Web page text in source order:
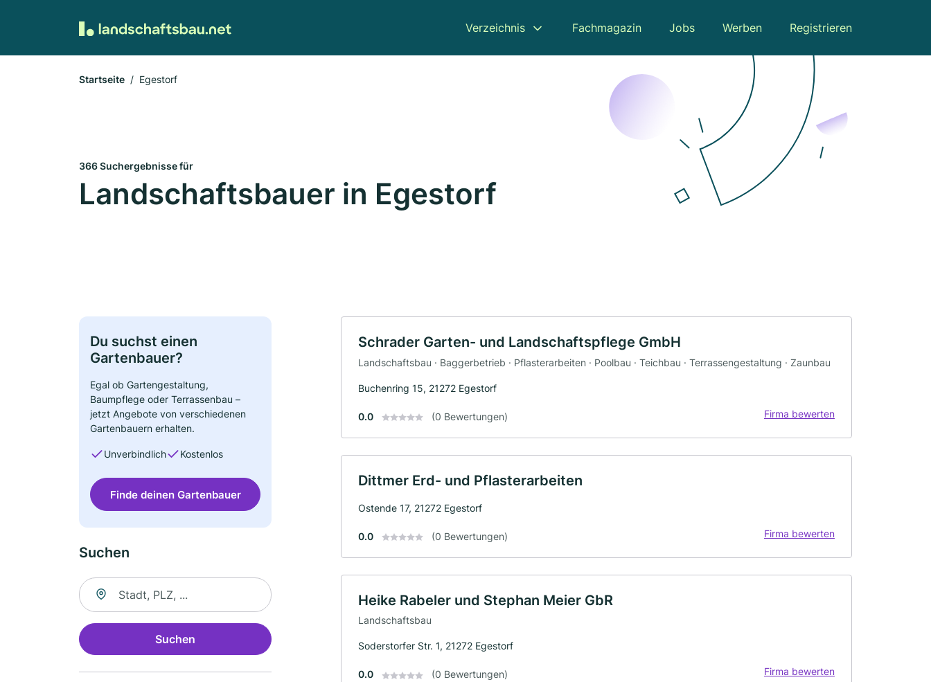
Verzeichnis Fachmagazin Jobs Werben Registrieren
Startseite Egestorf
366 Suchergebnisse für
Landschaftsbauer in Egestorf
Du suchst einen
Gartenbauer?
Egal ob Gartengestaltung,
Baumpflege oder Terrassenbau –
jetzt Angebote von verschiedenen
Gartenbauern erhalten.
Unverbindlich Kostenlos
Finde deinen Gartenbauer
Suchen
Suche nach Ort
Suchen
Schrader Garten- und Landschaftspflege GmbH
Landschaftsbau · Baggerbetrieb · Pflasterarbeiten · Poolbau · Teichbau · Terrassengestaltung · Zaunbau
Buchenring 15, 21272 Egestorf
0.0 (0 Bewertungen) Firma bewerten
Dittmer Erd- und Pflasterarbeiten
Ostende 17, 21272 Egestorf
0.0 (0 Bewertungen) Firma bewerten
Heike Rabeler und Stephan Meier GbR
Landschaftsbau
Soderstorfer Str. 1, 21272 Egestorf
0.0 (0 Bewertungen) Firma bewerten